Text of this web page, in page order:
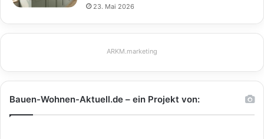
23. Mai 2026
ARKM.marketing
Bauen-Wohnen-Aktuell.de – ein Projekt von: